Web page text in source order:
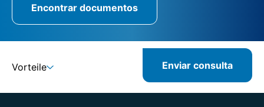
Encontrar documentos
Vorteile Enviar consulta